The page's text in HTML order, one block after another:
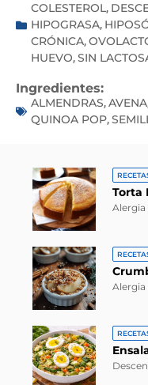
COLESTEROL,
HIPOGRASA,
CRÓNICA,
HUEVO,SIN
Ingredientes:
ALMENDRAS,AVENA
QUINOA POP,
Torta
Alergia
Alergia